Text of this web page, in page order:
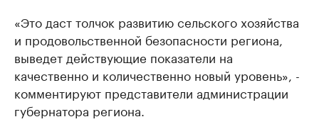
«Это даст толчок развитию сельского хозяйства
и продовольственной безопасности региона,
выведет действующие показатели на
качественно и количественно новый уровень», -
комментируют представители администрации
губернатора региона.